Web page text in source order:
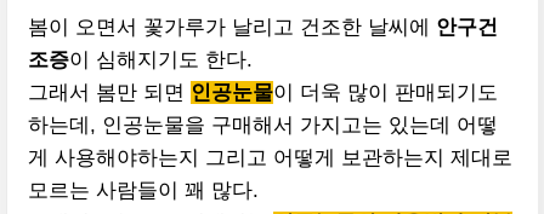
봄이 오면서 꽃가루가 날리고 건조한 날씨에 안구건
조증이 심해지기도 한다.
그래서 봄만 되면 인공눈물이 더욱 많이 판매되기도
하는데, 인공눈물을 구매해서 가지고는 있는데 어떻
게 사용해야하는지 그리고 어떻게 보관하는지 제대로
모르는 사람들이 꽤 많다.